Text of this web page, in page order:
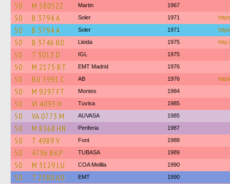
50 M 580522 Martin 1967
50 B 3794 A Soler 1971
50 B 3794 A Soler 1971
50 B 3746 BD Lleida 1975
50 T 3013 D IGL 1975
50 M 2175 BT EMT Madrid 1976
50 BU 3991 C AB 1976
50 M 9297 FT Montes 1984
50 VI 4093 H Tuvisa 1985
50 VA 0773 M AUVASA 1985
50 M 8568 HN Periferia 1987
50 T 4989 V Font 1988
50 4796 BKP TUBASA 1989
50 M 3129 LU COA Melilla 1990
50 T 2380 AD EMT 1990